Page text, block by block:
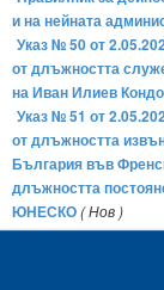
и на нейната
Указ № 50 от
от длъжността
на Иван Илиев
Указ № 51 от
от длъжността
България във
длъжността
ЮНЕСКО( Нов )
Указ № 52 от